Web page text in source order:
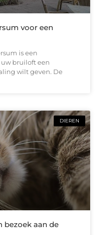
voor een
is een
bruiloft een
wilt geven. De
DIEREN
bezoek aan de